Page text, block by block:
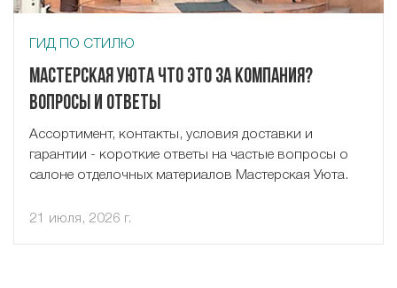
ГИД ПО СТИЛЮ
Мастерская Уюта что это за компания?
Вопросы и ответы
Ассортимент, контакты, условия доставки и
гарантии - короткие ответы на частые вопросы о
салоне отделочных материалов Мастерская Уюта.
21 июля, 2026 г.